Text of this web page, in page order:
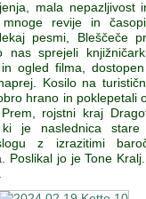
mala nepazljivost
revije in
pesmi, Bleščeče
nas sprejeli
ogled filma, dostopen
Kosilo na
hrano in poklepetali
rojstni kraj
je naslednica
z izrazitimi
Poslikal jo je Tone